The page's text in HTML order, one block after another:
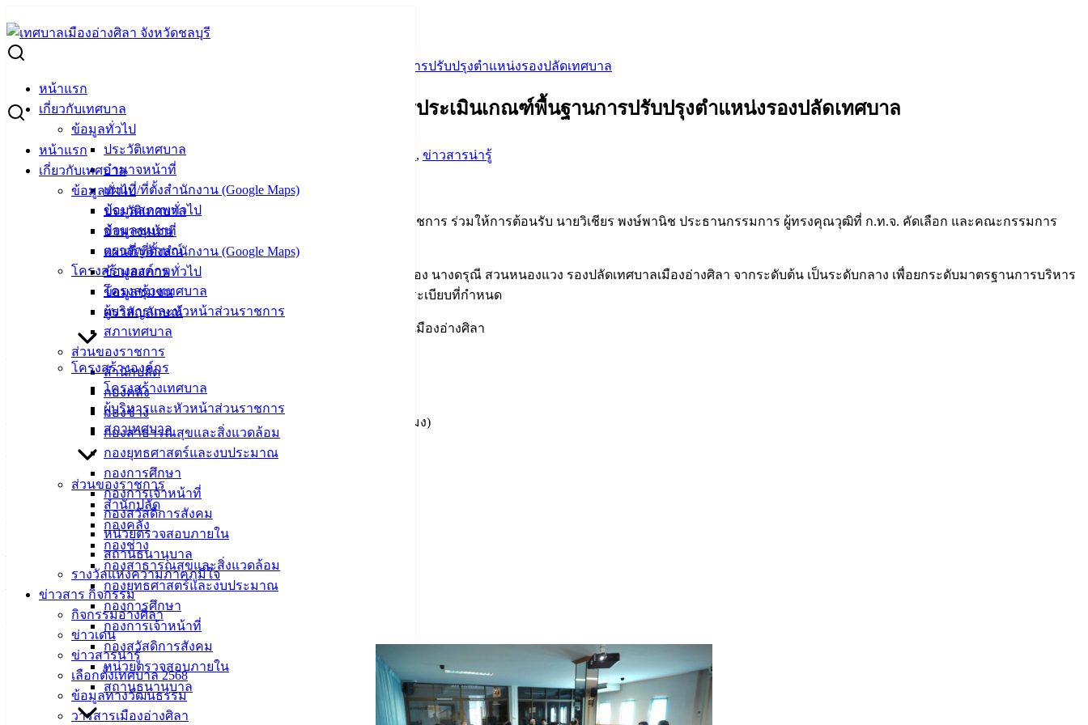
to
content
หน้าแรก
เกี่ยวกับเทศบาล
ข้อมูลทั่วไป
ประวัติเทศบาล
อำนาจหน้าที่
แผนที่/ที่ตั้งสำนักงาน (Google Maps)
ข้อมูลสภาพทั่วไป
ข้อมูลชุมชน
ตราสัญลักษณ์
โครงสร้างองค์กร
โครงสร้างเทศบาล
ผู้บริหารและหัวหน้าส่วนราชการ
สภาเทศบาล
ส่วนของราชการ
สำนักปลัด
กองคลัง
กองช่าง
กองสาธารณสุขและสิ่งแวดล้อม
กองยุทธศาสตร์และงบประมาณ
กองการศึกษา
กองการเจ้าหน้าที่
กองสวัสดิการสังคม
หน่วยตรวจสอบภายใน
สถานธนานุบาล
รางวัลแห่งความภาคภูมิใจ
ข่าวสาร กิจกรรม
กิจกรรมอ่างศิลา
ข่าวเด่น
ข่าวสารน่ารู้
เลือกตั้งเทศบาล 2568
ข้อมูลทางวัฒนธรรม
วารสารเมืองอ่างศิลา
หน้าแรก
เกี่ยวกับเทศบาล
ข้อมูลทั่วไป
ประวัติเทศบาล
อำนาจหน้าที่
แผนที่/ที่ตั้งสำนักงาน (Google Maps)
ข้อมูลสภาพทั่วไป
ข้อมูลชุมชน
ตราสัญลักษณ์
โครงสร้างองค์กร
โครงสร้างเทศบาล
ผู้บริหารและหัวหน้าส่วนราชการ
สภาเทศบาล
ส่วนของราชการ
สำนักปลัด
กองคลัง
กองช่าง
กองสาธารณสุขและสิ่งแวดล้อม
กองยุทธศาสตร์และงบประมาณ
กองการศึกษา
กองการเจ้าหน้าที่
กองสวัสดิการสังคม
หน่วยตรวจสอบภายใน
สถานธนานุบาล
Search
for:
เทศบาลเมืองอ่างศิลาให้การต้อนรับคณะกรรมการประเมินเกณฑ์พื้นฐานการปรับปรุงตำแหน่งรองปลัดเทศบาล
เทศบาลเมืองอ่างศิลาให้การต้อนรับคณะกรรมการประเมินเกณฑ์พื้นฐานการปรับปรุงตำแหน่งรองปลัดเทศบาล
ตุลาคม 17, 2025ตุลาคม 21, 2025 , ข่าวสารน่ารู้
วันที่ 17 ตุลาคม 2568 ณ ห้องประชุมชั้น 4 สำนักงานเทศบาลเมืองอ่างศิลา
นายวินัย พ้นภัยพาล นายกเทศมนตรีเมืองอ่างศิลา พร้อมด้วยหัวหน้าส่วนราชการ ร่วมให้การต้อนรับ นายวิเชียร พงษ์พานิช ประธานกรรมการ ผู้ทรงคุณวุฒิที่ ก.ท.จ. คัดเลือก และคณะกรรมการ
การประเมินในครั้งนี้เป็นการพิจารณาเกณฑ์พื้นฐานเพื่อปรับปรุงตำแหน่งของ นางดรุณี สวนหนองแวง รองปลัดเทศบาลเมืองอ่างศิลา จากระดับต้น เป็นระดับกลาง เพื่อยกระดับมาตรฐานการบริหาร
งานบุคคลขององค์กรให้มีความก้าวหน้าและสอดคล้องกับหลักเกณฑ์ตามระเบียบที่กำหนด
: งานบริการและเผยแพร่วิชาการ กองยุทธศาสตร์และงบประมาณ เทศบาลเมืองอ่างศิลา
————————————–
ติดต่อหรือรับข้อมูลข่าวสารเทศบาลเมืองอ่างศิลา
– (ดับเพลิง) ป้องกันและบรรเทาสาธารณภัย โทรศัพท์ : 038397220 (24 ชั่วโมง)
www.angsilacity.go.th
– ไลน์ : ค้นหา @angsilacity หรือคลิ๊กลิงก์
https://www.youtube.com/@angsilacity/videos
https://www.facebook.com/angsilacity.chonburi
– ติ๊กต๊อก : https://www.tiktok.com/@angsilacity
– โทรศัพท์สำนักงาน : 038140100 ถึง 104